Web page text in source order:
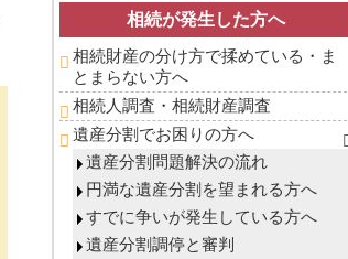
相続が発生した方へ
相続財産の分け方で揉めている・ま
とまらない方へ
相続人調査・相続財産調査
遺産分割でお困りの方へ
遺産分割問題解決の流れ
円満な遺産分割を望まれる方へ
すでに争いが発生している方へ
遺産分割調停と審判